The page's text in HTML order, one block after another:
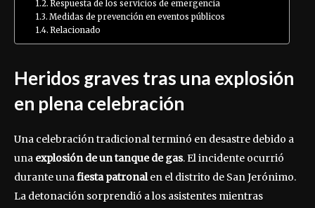
Respuesta de los servicios de emergencia
Medidas de prevención en eventos públicos
Relacionado
Heridos graves tras una explosión
en plena celebración
Una celebración tradicional terminó en desastre debido a
una explosión de un tanque de gas. El incidente ocurrió
durante unafiesta patronalen el distrito de San Jerónimo.
La detonación sorprendió a los asistentes mientras